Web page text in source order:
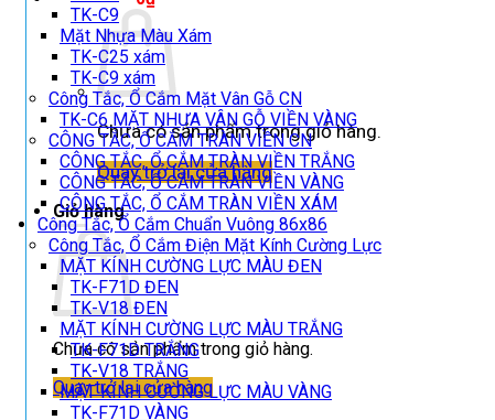
Chưa có sản phẩm trong giỏ hàng.
Quay trở lại cửa hàng
Giỏ hàng
Chưa có sản phẩm trong giỏ hàng.
Quay trở lại cửa hàng
TK-C9
Mặt Nhựa Màu Xám
TK-C25 xám
TK-C9 xám
Công Tắc, Ổ Cắm Mặt Vân Gỗ CN
TK-C6 MẶT NHỰA VÂN GỖ VIỀN VÀNG
CÔNG TẮC, Ổ CẮM TRÀN VIỀN CN
CÔNG TẮC, Ổ CẮM TRÀN VIỀN TRẮNG
CÔNG TẮC, Ổ CẮM TRÀN VIỀN VÀNG
CÔNG TẮC, Ổ CẮM TRÀN VIỀN XÁM
Công Tắc, Ổ Cắm Chuẩn Vuông 86x86
Công Tắc, Ổ Cắm Điện Mặt Kính Cường Lực
MẶT KÍNH CƯỜNG LỰC MÀU ĐEN
TK-F71D ĐEN
TK-V18 ĐEN
MẶT KÍNH CƯỜNG LỰC MÀU TRẮNG
TK-F71D TRẮNG
TK-V18 TRẮNG
MẶT KÍNH CƯỜNG LỰC MÀU VÀNG
TK-F71D VÀNG